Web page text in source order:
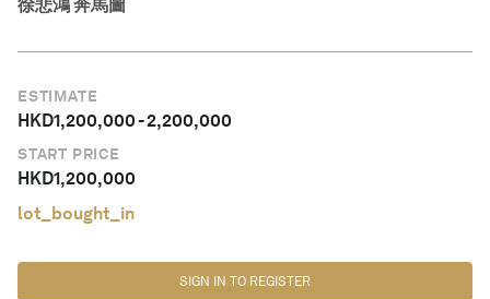
徐悲鴻 奔馬圖
ESTIMATE
HKD1,200,000-2,200,000
START PRICE
HKD1,200,000
lot_bought_in
SIGN IN TO REGISTER